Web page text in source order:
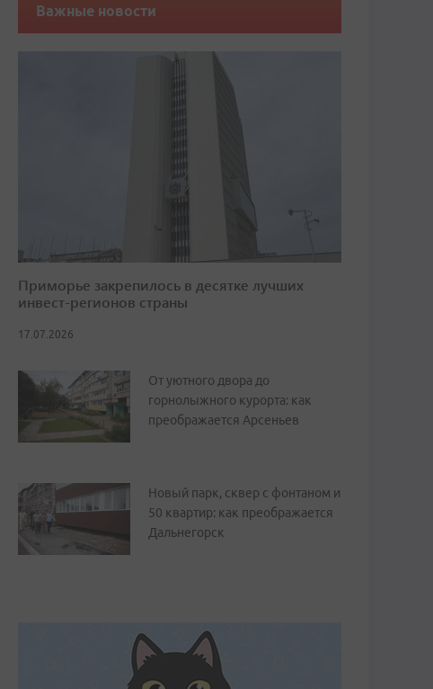
Важные новости
Приморье закрепилось в десятке лучших
инвест-регионов страны
17.07.2026
От уютного двора до
горнолыжного курорта: как
преображается Арсеньев
Новый парк, сквер с фонтаном и
50 квартир: как преображается
Дальнегорск